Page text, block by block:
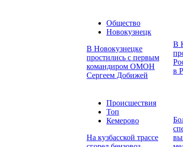
Общество
Новокузнецк
В Новокузнецке
простились с первым
командиром ОМОН
Сергеем Добижей
В
в
Происшествия
Топ
Кемерово
На кузбасской трассе